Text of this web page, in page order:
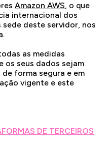
Amazon AWS, o que
internacional dos
sede deste servidor, nos
as medidas
os seus dados sejam
forma segura e em
vigente e este
DE TERCEIROS